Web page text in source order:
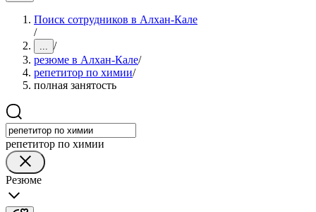
Поиск сотрудников в Алхан-Кале
/
... /
резюме в Алхан-Кале/
репетитор по химии/
полная занятость
репетитор по химии
Резюме